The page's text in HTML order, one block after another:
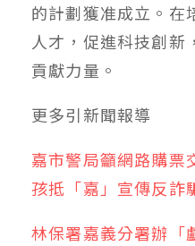
的計劃獲准成立。在
人才，促進科技創新
貢獻力量。
更多引新聞報導
嘉市警局籲網路購
孩抵「嘉」宣傳反詐
林保署嘉義分署辦